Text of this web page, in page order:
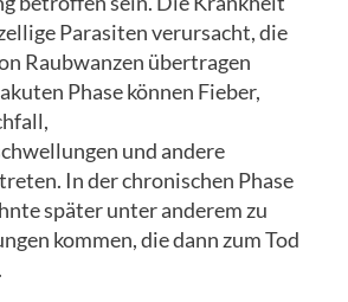
Parasiten verursacht, die
Raubwanzen übertragen
Phase können Fieber,
und andere
In der chronischen Phase
später unter anderem zu
kommen, die dann zum Tod